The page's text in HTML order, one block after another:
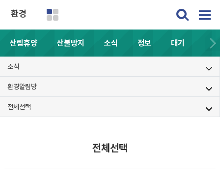
환경
산림휴양 산불방지 소식 정보 대기
소식
환경알림방
전체선택
전체선택